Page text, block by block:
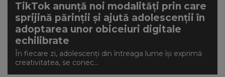
TikTok anunță noi modalități prin care
sprijină părinții și ajută adolescenții în
adoptarea unor obiceiuri digitale
echilibrate
În fiecare zi, adolescenți din întreaga lume își exprimă
creativitatea, se conec...